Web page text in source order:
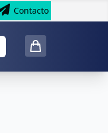
Contacto